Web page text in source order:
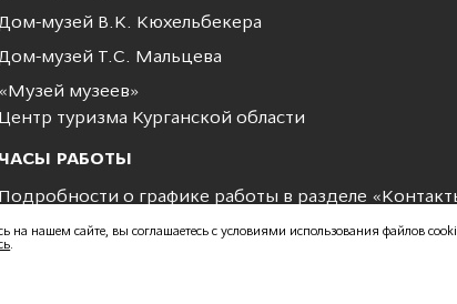
музей В.К. Кюхельбекера
музей Т.С. Мальцева
«Музей музеев»
Центр туризма Курганской области
ЧАСЫ РАБОТЫ
Подробности о графике работы в разделе «
на нашем сайте, вы соглашаетесь с условиями использования файлов
.